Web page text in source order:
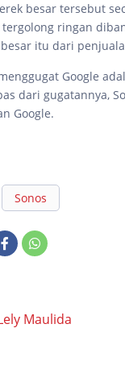
besar tersebut
ringan
itu dari
Google
dari gugatannya,
Google.
Sonos
Maulida